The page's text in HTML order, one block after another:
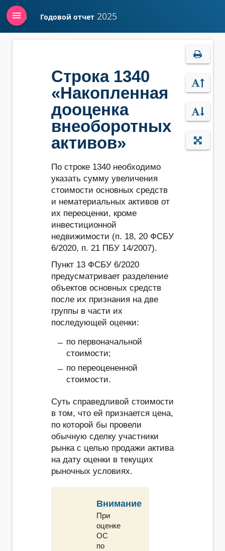
Войти Годовой отчет 2025
menu
Строка 1340
«Накопленная
дооценка
внеоборотных
активов»
По строке 1340 необходимо
указать сумму увеличения
стоимости основных средств
и нематериальных активов от
их переоценки, кроме
инвестиционной
недвижимости (п. 18, 20 ФСБУ
6/2020, п. 21 ПБУ 14/2007).
Пункт 13 ФСБУ 6/2020
предусматривает разделение
объектов основных средств
после их признания на две
группы в части их
последующей оценки:
по первоначальной
стоимости;
по переоцененной
стоимости.
Суть справедливой стоимости
в том, что ей признается цена,
по которой бы провели
обычную сделку участники
рынка с целью продажи актива
на дату оценки в текущих
рыночных условиях.
Внимание
При
оценке
ОС
по